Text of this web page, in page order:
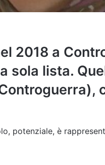
2018 a
sola lista.
potenziale, è